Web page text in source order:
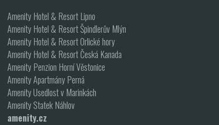
Amenity Hotel & Resort Lipno
Amenity Hotel & Resort Špindlerův Mlýn
Amenity Hotel & Resort Orlické hory
Amenity Hotel & Resort Česká Kanada
Amenity Penzion Horní Věstonice
Amenity Apartmány Perná
Amenity Usedlost v Marinkách
Amenity Statek Náhlov
amenity.cz